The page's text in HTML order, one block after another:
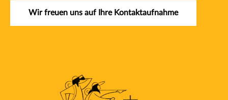
Wir freuen uns auf Ihre Kontaktaufnahme